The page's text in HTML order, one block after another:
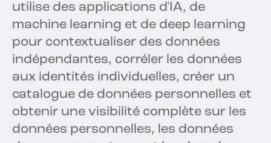
utilise des applications d'IA, de
machine learning et de deep learning
pour contextualiser des données
indépendantes, corréler les données
aux identités individuelles, créer un
catalogue de données personnelles et
obtenir une visibilité complète sur les
données personnelles, les données